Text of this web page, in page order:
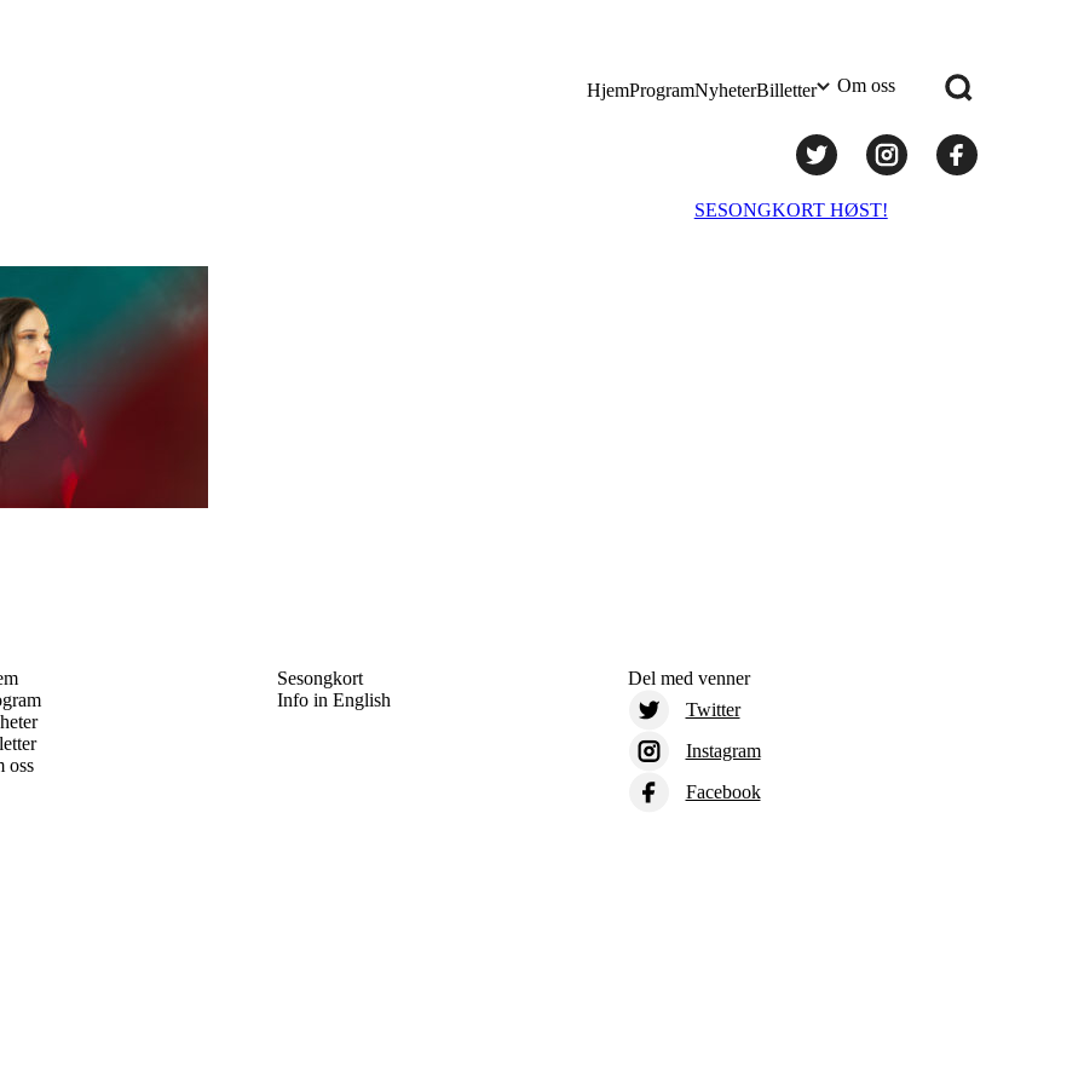
HjemProgramNyheterBilletter Om oss
SESONGKORT HØST!
oss
Sesongkort
Info in English
Del med venner
Twitter
Instagram
Facebook